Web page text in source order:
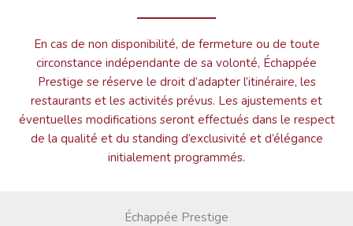
En cas de non disponibilité, de fermeture ou de toute
circonstance indépendante de sa volonté, Échappée
Prestige se réserve le droit d’adapter l’itinéraire, les
restaurants et les activités prévus. Les ajustements et
éventuelles modifications seront effectués dans le respect
de la qualité et du standing d’exclusivité et d’élégance
initialement programmés.
Échappée Prestige